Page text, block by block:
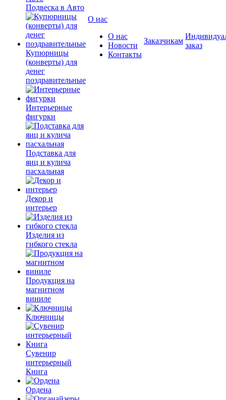
Подвеска в Авто
Купюрницы
(конверты) для
денег
поздравительные
Интерьерные
фигурки
Подставка для
яиц и кулича
пасхальная
Декор и
интерьер
Изделия из
гибкого стекла
Продукция на
магнитном
виниле
Ключницы
Сувенир
интерьерный
Книга
Ордена
О нас
О нас
Новости
Контакты
Заказчикам
заказ